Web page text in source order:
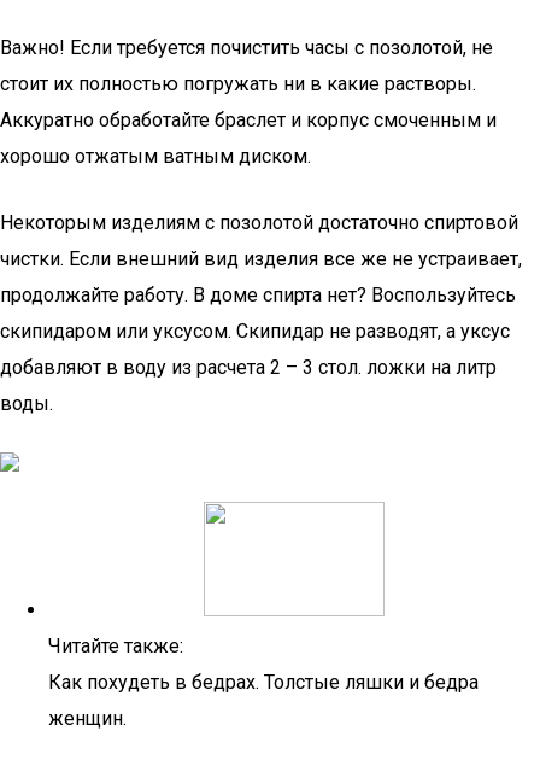
Важно! Если требуется почистить часы с позолотой, не
стоит их полностью погружать ни в какие растворы.
Аккуратно обработайте браслет и корпус смоченным и
хорошо отжатым ватным диском.
Некоторым изделиям с позолотой достаточно спиртовой
чистки. Если внешний вид изделия все же не устраивает,
продолжайте работу. В доме спирта нет? Воспользуйтесь
скипидаром или уксусом. Скипидар не разводят, а уксус
добавляют в воду из расчета 2 – 3 стол. ложки на литр
воды.
Читайте также:
Как похудеть в бедрах. Толстые ляшки и бедра
женщин.